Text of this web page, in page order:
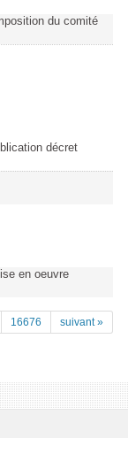
du comité
décret
en oeuvre
16676 suivant »